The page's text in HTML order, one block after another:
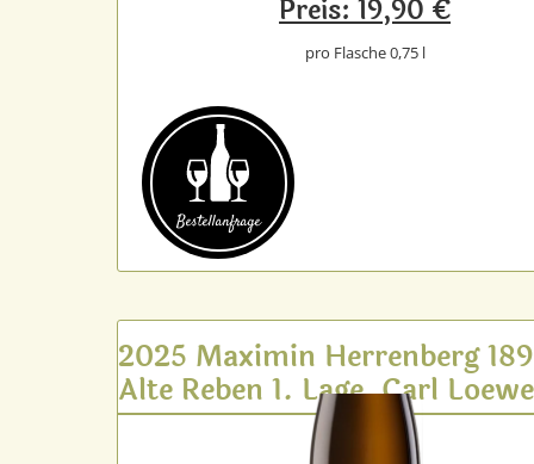
Preis: 19,90 €
pro Flasche 0,75 l
Bestell­anfrage
2025 Maximin Herrenberg
Alte Reben 1. Lage, Carl